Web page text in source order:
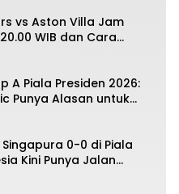
vs Aston Villa Jam
WIB dan Cara
A Piala Presiden 2026:
Punya Alasan untuk
0-0 di Piala
Kini Punya Jalan